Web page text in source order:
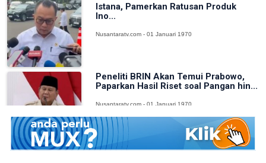
Istana, Pamerkan Ratusan Produk
Ino...
Nusantaratv.com - 01 Januari 1970
Peneliti BRIN Akan Temui Prabowo,
Paparkan Hasil Riset soal Pangan hin...
Nusantaratv.com - 01 Januari 1970